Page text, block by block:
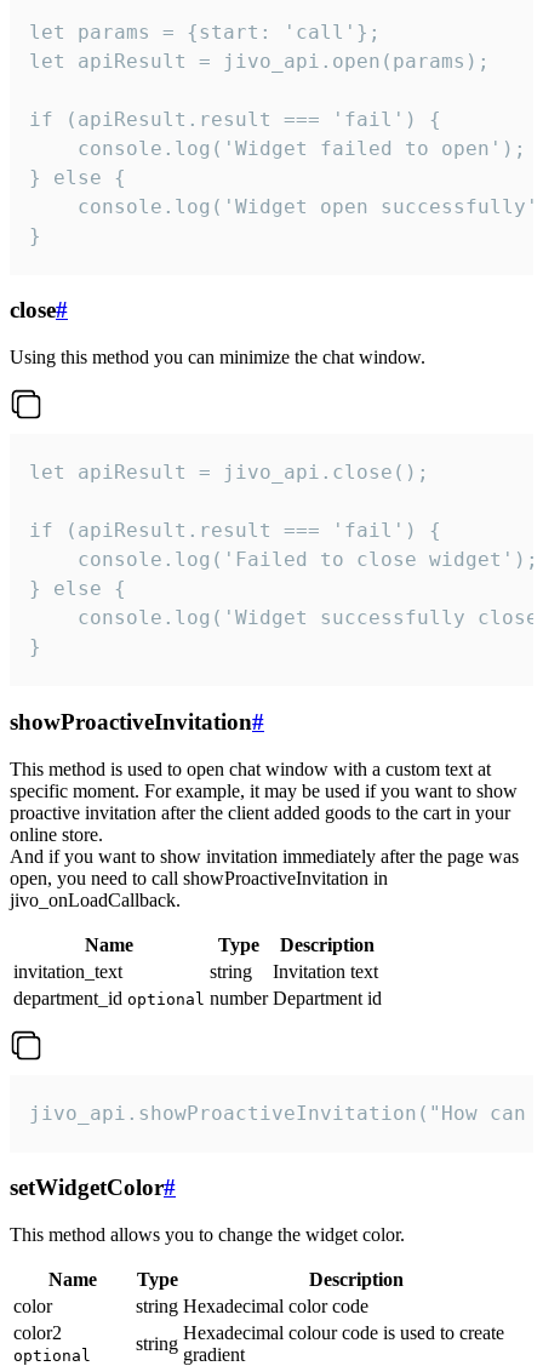
let params = {start: 'call'};
let apiResult = jivo_api.open(params);
if (apiResult.result === 'fail') {
    console.log('Widget failed to open');
} else {
console.log('Widget open
}
close#
Using this method you can minimize the chat window.
let apiResult = jivo_api.close();
if (apiResult.result === 'fail') {
    console.log('Failed to close widget');
} else {
console.log('Widget successfully
}
showProactiveInvitation#
This method is used to open chat window with a custom text at
specific moment. For example, it may be used if you want to show
proactive invitation after the client added goods to the cart in your
online store.
And if you want to show invitation immediately after the page was
open, you need to call showProactiveInvitation in
jivo_onLoadCallback.
Name Type
Description
invitation_text
string
Invitation text
department_id optional number Department id
jivo_api.showProactiveInvitation("How
setWidgetColor#
This method allows you to change the widget color.
Name Type
Description
color
string Hexadecimal color code
color2
optional
string
Hexadecimal colour code is used to create
gradient